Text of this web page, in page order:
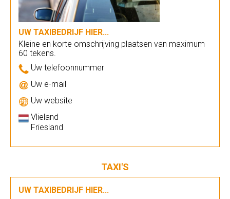
UW TAXIBEDRIJF HIER...
Kleine en korte omschrijving plaatsen van maximum
60 tekens.
Uw telefoonnummer
Uw e-mail
Uw website
Vlieland
Friesland
TAXI'S
UW TAXIBEDRIJF HIER...